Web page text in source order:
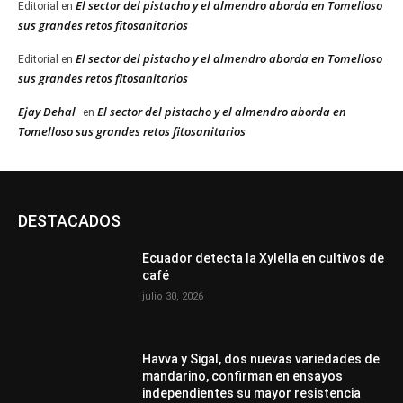
Editorial en El sector del pistacho y el almendro aborda en Tomelloso
sus grandes retos fitosanitarios
Editorial en El sector del pistacho y el almendro aborda en Tomelloso
sus grandes retos fitosanitarios
Ejay Dehal en El sector del pistacho y el almendro aborda en
Tomelloso sus grandes retos fitosanitarios
DESTACADOS
Ecuador detecta la Xylella en cultivos de
café
julio 30, 2026
Havva y Sigal, dos nuevas variedades de
mandarino, confirman en ensayos
independientes su mayor resistencia